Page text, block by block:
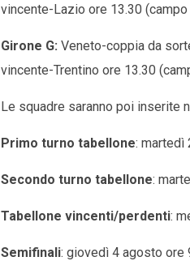
vincente-Lazio ore 13.30 (campo
Girone G: Veneto-coppia da
vincente-Trentino ore 13.30
Le squadre saranno poi inserite
Primo turno tabellone: martedì
Secondo turno tabellone:
Tabellone vincenti/perdenti:
Semifinali: giovedì 4 agosto ore